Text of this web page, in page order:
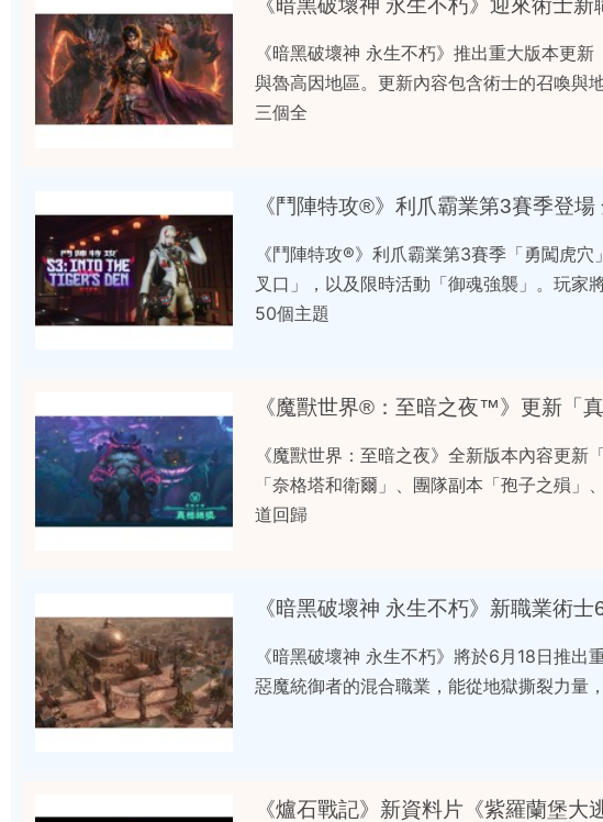
《暗黑破壞神 永生不朽》推出重大版本更
與魯高因地區。更新內容包含術士的召喚與
三個全
《鬥陣特攻®》利爪霸業第3賽季登
《鬥陣特攻®》利爪霸業第3賽季「勇闖虎
叉口」，以及限時活動「御魂強襲」。玩家
50個主題
《魔獸世界®：至暗之夜™》更新「
《魔獸世界：至暗之夜》全新版本內容更
「奈格塔和衛爾」、團隊副本「孢子之殞
道回歸
《暗黑破壞神 永生不朽》新職業術
《暗黑破壞神 永生不朽》將於6月18日推
惡魔統御者的混合職業，能從地獄撕裂力量
《爐石戰記》新資料片《紫羅蘭堡大